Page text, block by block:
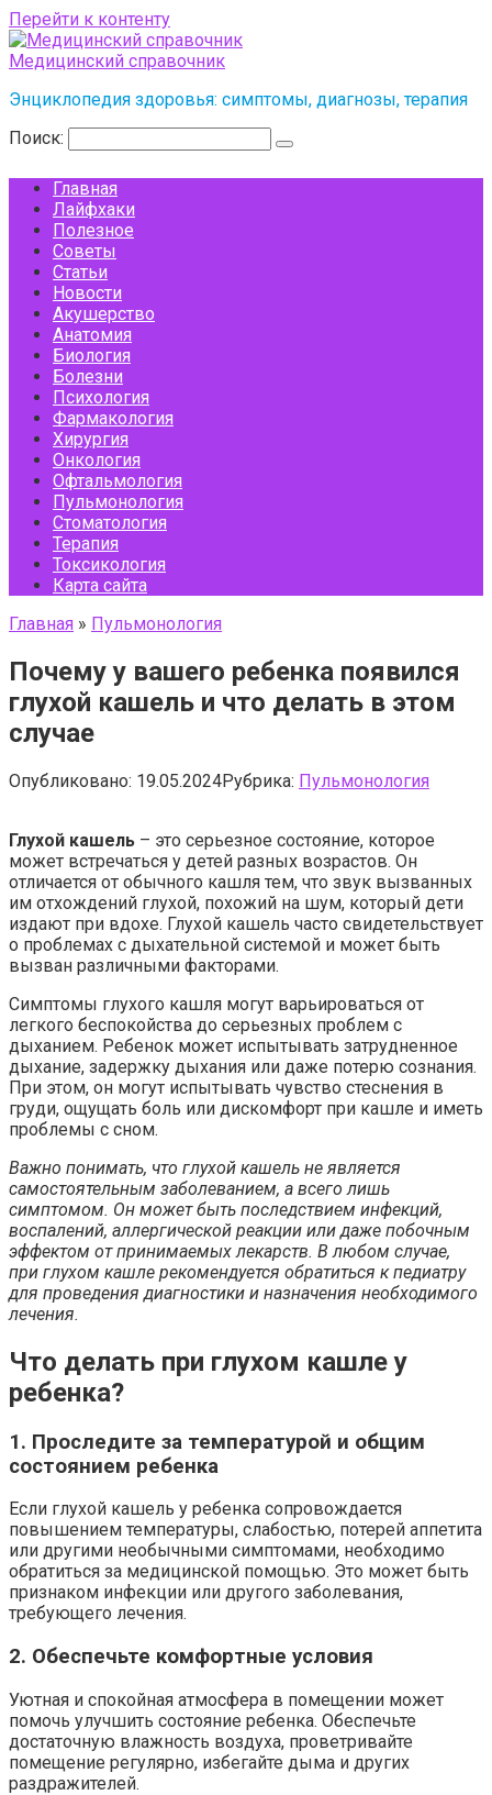
Перейти к контенту
Медицинский справочник
Энциклопедия здоровья: симптомы, диагнозы, терапия
Поиск:
Главная
Лайфхаки
Полезное
Советы
Статьи
Новости
Акушерство
Анатомия
Биология
Болезни
Психология
Фармакология
Хирургия
Онкология
Офтальмология
Пульмонология
Стоматология
Терапия
Токсикология
Карта сайта
Главная » Пульмонология
Почему у вашего ребенка появился
глухой кашель и что делать в этом
случае
Опубликовано: 19.05.2024Рубрика: Пульмонология
Глухой кашель – это серьезное состояние, которое
может встречаться у детей разных возрастов. Он
отличается от обычного кашля тем, что звук вызванных
им отхождений глухой, похожий на шум, который дети
издают при вдохе. Глухой кашель часто свидетельствует
о проблемах с дыхательной системой и может быть
вызван различными факторами.
Симптомы глухого кашля могут варьироваться от
легкого беспокойства до серьезных проблем с
дыханием. Ребенок может испытывать затрудненное
дыхание, задержку дыхания или даже потерю сознания.
При этом, он могут испытывать чувство стеснения в
груди, ощущать боль или дискомфорт при кашле и иметь
проблемы с сном.
Важно понимать, что глухой кашель не является
самостоятельным заболеванием, а всего лишь
симптомом. Он может быть последствием инфекций,
воспалений, аллергической реакции или даже побочным
эффектом от принимаемых лекарств. В любом случае,
при глухом кашле рекомендуется обратиться к педиатру
для проведения диагностики и назначения необходимого
лечения.
Что делать при глухом кашле у
ребенка?
1. Проследите за температурой и общим
состоянием ребенка
Если глухой кашель у ребенка сопровождается
повышением температуры, слабостью, потерей аппетита
или другими необычными симптомами, необходимо
обратиться за медицинской помощью. Это может быть
признаком инфекции или другого заболевания,
требующего лечения.
2. Обеспечьте комфортные условия
Уютная и спокойная атмосфера в помещении может
помочь улучшить состояние ребенка. Обеспечьте
достаточную влажность воздуха, проветривайте
помещение регулярно, избегайте дыма и других
раздражителей.